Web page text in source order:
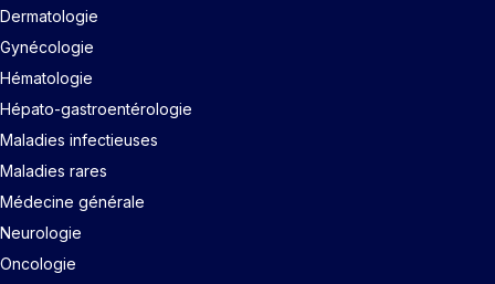
Dermatologie
Gynécologie
Hématologie
Hépato-gastroentérologie
Maladies infectieuses
Maladies rares
Médecine générale
Neurologie
Oncologie